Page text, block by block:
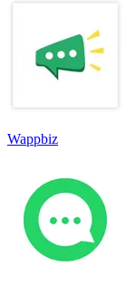
Wappbiz